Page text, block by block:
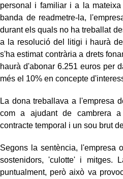
personal i familiar i a la
banda de readmetre-la,
durant els quals no ha treballat
a la resolució del litigi i haurà
s'ha estimat contrària a drets
haurà d'abonar 6.251 euros per
més el 10% en concepte
La dona treballava a l'empresa
com a ajudant de cambrera
contracte temporal i un sou brut
Segons la sentència, l'empresa
sostenidors, 'culotte' i mitges.
puntualment, però això va